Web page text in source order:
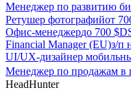
Менеджер по развитию
Ретушер фотографийот
Офис-менеджердо 700 $
Financial Manager (EU)з/п
UI/UX-дизайнер
Менеджер по продажам в
HeadHunter